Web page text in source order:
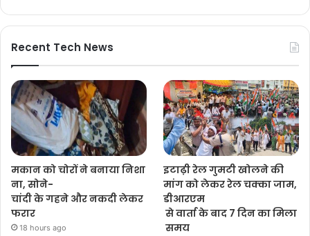
Recent Tech News
मकान को चोरों ने बनाया निशा
ना, सोने-
चांदी के गहने और नकदी लेकर
फरार
18 hours ago
इटाढ़ी रेल गुमटी खोलने की
मांग को लेकर रेल चक्का जाम,
डीआरएम
से वार्ता के बाद 7 दिन का मिला
समय